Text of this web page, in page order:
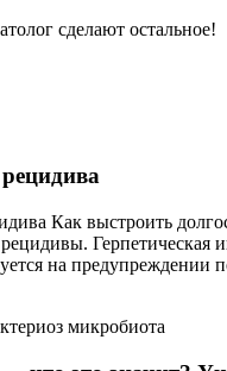
сделают остальное!
Как выстроить
Герпетическая
на